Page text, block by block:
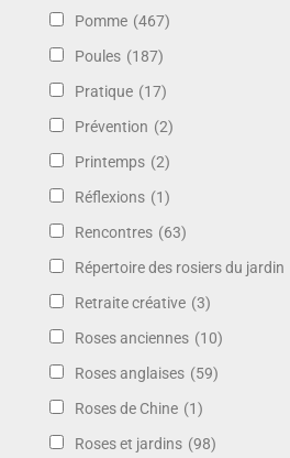
Pomme (467)
Poules (187)
Pratique (17)
Prévention (2)
Printemps (2)
Réflexions (1)
Rencontres (63)
Répertoire des rosiers du jardin
Retraite créative (3)
Roses anciennes (10)
Roses anglaises (59)
Roses de Chine (1)
Roses et jardins (98)